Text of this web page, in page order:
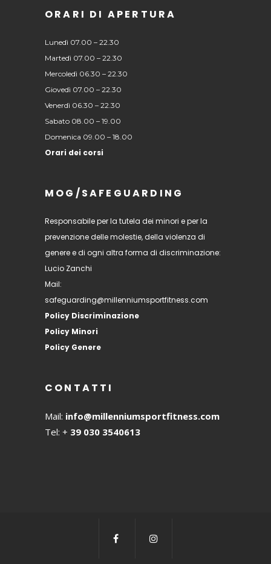
ORARI DI APERTURA
Lunedì 07.00 – 22.30
Martedì 07.00 – 22.30
Mercoledì 06.30 – 22.30
Giovedì 07.00 – 22.30
Venerdì 06.30 – 22.30
Sabato 08.00 – 19.00
Domenica 09.00 – 18.00
Orari dei corsi
MOG/SAFEGUARDING
Responsabile per la tutela dei minori e per la
prevenzione delle molestie, della violenza di
genere e di ogni altra forma di discriminazione:
Lucio Zanchi
Mail:
safeguarding@millenniumsportfitness.com
Policy Discriminazione
Policy Minori
Policy Genere
CONTATTI
Mail: info@millenniumsportfitness.com
Tel: + 39 030 3540613